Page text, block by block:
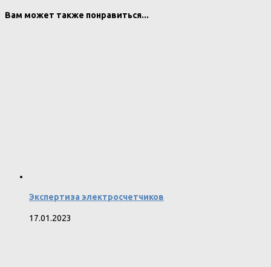
Вам может также понравиться...
Экспертиза электросчетчиков
17.01.2023